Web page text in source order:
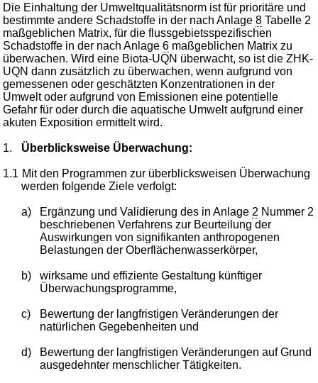
Die Einhaltung der Umweltqualitätsnorm ist für prioritäre und
bestimmte andere Schadstoffe in der nach Anlage8 Tabelle 2
maßgeblichen Matrix, für die flussgebietsspezifischen
Schadstoffe in der nach Anlage6 maßgeblichen Matrix zu
überwachen. Wird eine Biota-UQN überwacht, so ist die ZHK-
UQN dann zusätzlich zu überwachen, wenn aufgrund von
gemessenen oder geschätzten Konzentrationen in der
Umwelt oder aufgrund von Emissionen eine potentielle
Gefahr für oder durch die aquatische Umwelt aufgrund einer
akuten Exposition ermittelt wird.
1. Überblicksweise Überwachung:
1.1 Mit den Programmen zur überblicksweisen Überwachung
werden folgende Ziele verfolgt:
a) Ergänzung und Validierung des in Anlage 2 Nummer 2
beschriebenen Verfahrens zur Beurteilung der
Auswirkungen von signifikanten anthropogenen
Belastungen der Oberflächenwasserkörper,
b)
wirksame und effiziente Gestaltung künftiger
Überwachungsprogramme,
c)
Bewertung der langfristigen Veränderungen der
natürlichen Gegebenheiten und
d)
Bewertung der langfristigen Veränderungen auf Grund
ausgedehnter menschlicher Tätigkeiten.